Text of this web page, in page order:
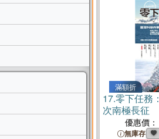
滿額折
17.零下任務
次南極長征
優惠價：
無庫存